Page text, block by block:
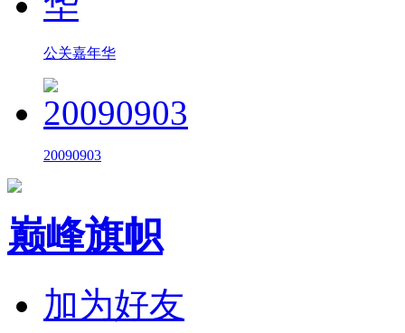
公关嘉年华
20090903
巅峰旗帜
加为好友